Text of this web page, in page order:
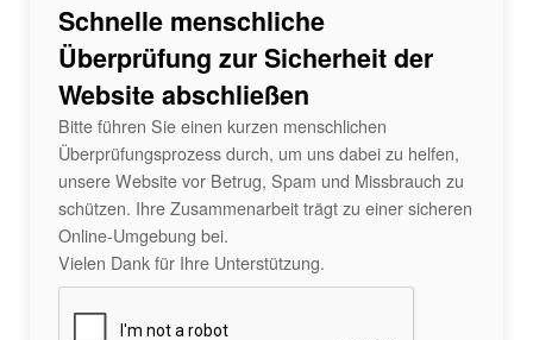
Schnelle menschliche
Überprüfung zur Sicherheit der
Website abschließen
Bitte führen Sie einen kurzen menschlichen
Überprüfungsprozess durch, um uns dabei zu helfen,
unsere Website vor Betrug, Spam und Missbrauch zu
schützen. Ihre Zusammenarbeit trägt zu einer sicheren
Online-Umgebung bei.
Vielen Dank für Ihre Unterstützung.